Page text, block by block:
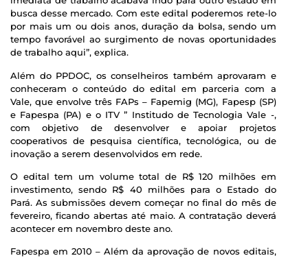
busca desse mercado. Com este edital poderemos rete-lo
por mais um ou dois anos, duração da bolsa, sendo um
tempo favorável ao surgimento de novas oportunidades
de trabalho aqui”, explica.
Além do PPDOC, os conselheiros também aprovaram e
conheceram o conteúdo do edital em parceria com a
Vale, que envolve três FAPs – Fapemig (MG), Fapesp (SP)
e Fapespa (PA) e o ITV ” Institudo de Tecnologia Vale -,
com objetivo de desenvolver e apoiar projetos
cooperativos de pesquisa científica, tecnológica, ou de
inovação a serem desenvolvidos em rede.
O edital tem um volume total de R$ 120 milhões em
investimento, sendo R$ 40 milhões para o Estado do
Pará. As submissões devem começar no final do mês de
fevereiro, ficando abertas até maio. A contratação deverá
acontecer em novembro deste ano.
Fapespa em 2010 – Além da aprovação de novos editais,